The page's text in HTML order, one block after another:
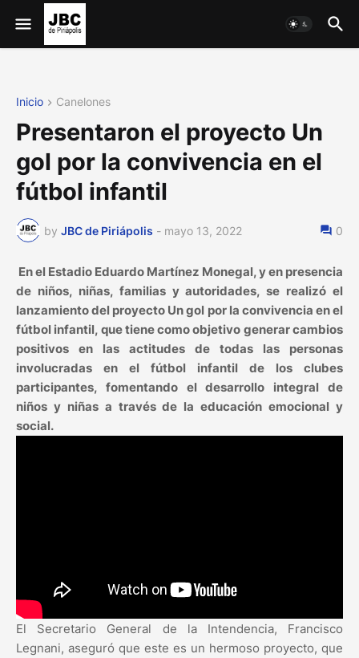
Inicio Canelones
Presentaron el proyecto Un
gol por la convivencia en el
fútbol infantil
by JBC de Piriápolis - mayo 13, 2022 0
En el Estadio Eduardo Martínez Monegal, y en presencia
de niños, niñas, familias y autoridades, se realizó el
lanzamiento del proyecto Un gol por la convivencia en el
fútbol infantil, que tiene como objetivo generar cambios
positivos en las actitudes de todas las personas
involucradas en el fútbol infantil de los clubes
participantes, fomentando el desarrollo integral de
niños y niñas a través de la educación emocional y
social.
El Secretario General de la Intendencia, Francisco
Legnani, aseguró que este es un hermoso proyecto, que